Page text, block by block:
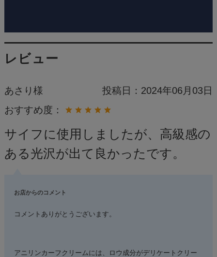
レビュー
あさり様 投稿日： 2024年06月03日
おすすめ度：
サイフに使用しましたが、高級感の
ある光沢が出て良かったです。
お店からのコメント
コメントありがとうございます。
アニリンカーフクリームには、ロウ成分がデリケートクリー